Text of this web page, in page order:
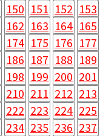
150 151 152 153
162 163 164 165
174 175 176 177
186 187 188 189
198 199 200 201
210 211 212 213
222 223 224 225
234 235 236 237